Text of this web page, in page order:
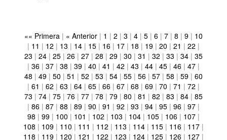
«« Primera | « Anterior | 1 | 2 | 3 | 4 | 5 | 6 | 7 | 8 | 9 | 10
| 11 | 12 | 13 | 14 | 15 | 16 | 17 | 18 | 19 | 20 | 21 | 22 |
23 | 24 | 25 | 26 | 27 | 28 | 29 | 30 | 31 | 32 | 33 | 34 | 35
| 36 | 37 | 38 | 39 | 40 | 41 | 42 | 43 | 44 | 45 | 46 | 47 |
48 | 49 | 50 | 51 | 52 | 53 | 54 | 55 | 56 | 57 | 58 | 59 | 60
| 61 | 62 | 63 | 64 | 65 | 66 | 67 | 68 | 69 | 70 | 71 | 72 |
73 | 74 | 75 | 76 | 77 | 78 | 79 | 80 | 81 | 82 | 83 | 84 | 85
| 86 | 87 | 88 | 89 | 90 | 91 | 92 | 93 | 94 | 95 | 96 | 97 |
98 | 99 | 100 | 101 | 102 | 103 | 104 | 105 | 106 | 107 |
108 | 109 | 110 | 111 | 112 | 113 | 114 | 115 | 116 | 117 |
118 | 119 | 120 | 121 | 122 | 123 | 124 | 125 | 126 | 127 |